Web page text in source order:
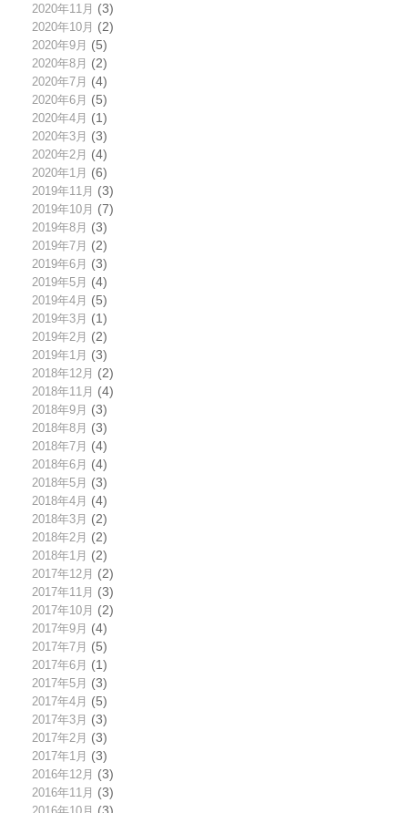
2020年11月 (3)
2020年10月 (2)
2020年9月 (5)
2020年8月 (2)
2020年7月 (4)
2020年6月 (5)
2020年4月 (1)
2020年3月 (3)
2020年2月 (4)
2020年1月 (6)
2019年11月 (3)
2019年10月 (7)
2019年8月 (3)
2019年7月 (2)
2019年6月 (3)
2019年5月 (4)
2019年4月 (5)
2019年3月 (1)
2019年2月 (2)
2019年1月 (3)
2018年12月 (2)
2018年11月 (4)
2018年9月 (3)
2018年8月 (3)
2018年7月 (4)
2018年6月 (4)
2018年5月 (3)
2018年4月 (4)
2018年3月 (2)
2018年2月 (2)
2018年1月 (2)
2017年12月 (2)
2017年11月 (3)
2017年10月 (2)
2017年9月 (4)
2017年7月 (5)
2017年6月 (1)
2017年5月 (3)
2017年4月 (5)
2017年3月 (3)
2017年2月 (3)
2017年1月 (3)
2016年12月 (3)
2016年11月 (3)